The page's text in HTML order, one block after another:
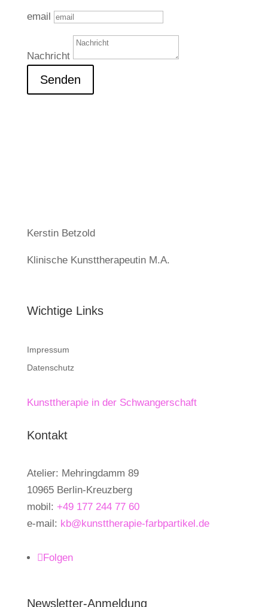
email
Nachricht
Senden
Kerstin Betzold
Klinische Kunsttherapeutin M.A.
Wichtige Links
Impressum
Datenschutz
Kunsttherapie in der Schwangerschaft
Kontakt
Atelier: Mehringdamm 89
10965 Berlin-Kreuzberg
mobil: +49 177 244 77 60
e-mail: kb@kunsttherapie-farbpartikel.de
Folgen
Newsletter-Anmeldung